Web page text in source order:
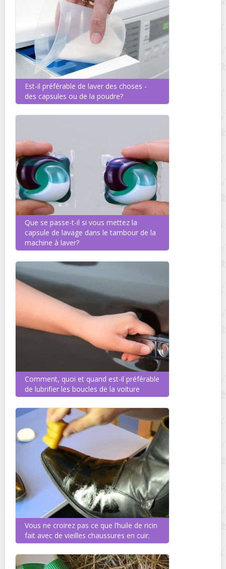
Est-il préférable de laver des choses -
des capsules ou de la poudre?
Que se passe-t-il si vous mettez la
capsule de lavage dans le tambour de la
machine à laver?
Comment, quoi et quand est-il préférable
de lubrifier les boucles de la voiture
Vous ne croirez pas ce que l’huile de ricin
fait avec de vieilles chaussures en cuir.